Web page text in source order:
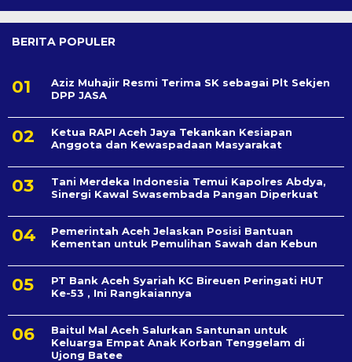
BERITA POPULER
Aziz Muhajir Resmi Terima SK sebagai Plt Sekjen
DPP JASA
Ketua RAPI Aceh Jaya Tekankan Kesiapan
Anggota dan Kewaspadaan Masyarakat
Tani Merdeka Indonesia Temui Kapolres Abdya,
Sinergi Kawal Swasembada Pangan Diperkuat
Pemerintah Aceh Jelaskan Posisi Bantuan
Kementan untuk Pemulihan Sawah dan Kebun
PT Bank Aceh Syariah KC Bireuen Peringati HUT
Ke-53 , Ini Rangkaiannya
Baitul Mal Aceh Salurkan Santunan untuk
Keluarga Empat Anak Korban Tenggelam di
Ujong Batee